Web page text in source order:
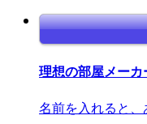
理想の部屋メーカ
名前を入れると、